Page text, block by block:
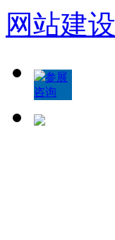
网站建设
参展
咨询